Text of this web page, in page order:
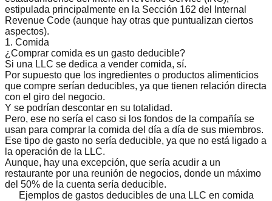
estipulada principalmente en la Sección 162 del Internal
Revenue Code (aunque hay otras que puntualizan ciertos
aspectos).
1. Comida
¿Comprar comida es un gasto deducible?
Si una LLC se dedica a vender comida, sí.
Por supuesto que los ingredientes o productos alimenticios
que compre serían deducibles, ya que tienen relación directa
con el giro del negocio.
Y se podrían descontar en su totalidad.
Pero, ese no sería el caso si los fondos de la compañía se
usan para comprar la comida del día a día de sus miembros.
Ese tipo de gasto no sería deducible, ya que no está ligado a
la operación de la LLC.
Aunque, hay una excepción, que sería acudir a un
restaurante por una reunión de negocios, donde un máximo
del 50% de la cuenta sería deducible.
Ejemplos de gastos deducibles de una LLC en comida